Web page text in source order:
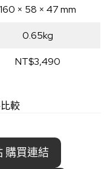
160 × 58 × 47 mm
0.65kg
NT$3,490
較
購買連結